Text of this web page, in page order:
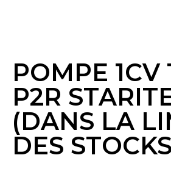
POMPE 1CV
P2R
(DANS LA
DES